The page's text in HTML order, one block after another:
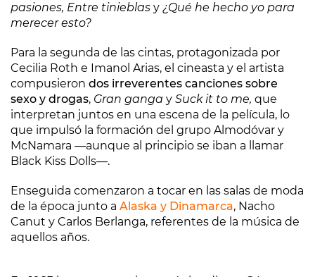
pasiones, Entre tinieblas y ¿Qué he hecho yo para
merecer esto?
Para la segunda de las cintas, protagonizada por
Cecilia Roth e Imanol Arias, el cineasta y el artista
compusieron dos irreverentes canciones sobre
sexo y drogas, Gran ganga y Suck it to me, que
interpretan juntos en una escena de la película, lo
que impulsó la formación del grupo Almodóvar y
McNamara —aunque al principio se iban a llamar
Black Kiss Dolls—.
Enseguida comenzaron a tocar en las salas de moda
de la época junto a Alaska y Dinamarca, Nacho
Canut y Carlos Berlanga, referentes de la música de
aquellos años.